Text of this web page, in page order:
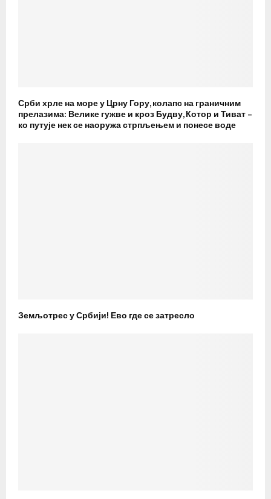
Срби хрле на море у Црну Гору, колапс на граничним
прелазима: Велике гужве и кроз Будву, Котор и Тиват –
ко путује нек се наоружа стрпљењем и понесе воде
Земљотрес у Србији! Ево где се затресло